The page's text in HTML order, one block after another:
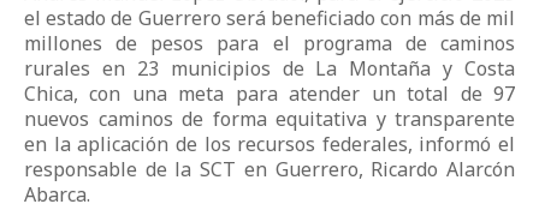
el estado de Guerrero será beneficiado con más de mil
millones de pesos para el programa de caminos
rurales en 23 municipios de La Montaña y Costa
Chica, con una meta para atender un total de 97
nuevos caminos de forma equitativa y transparente
en la aplicación de los recursos federales, informó el
responsable de la SCT en Guerrero, Ricardo Alarcón
Abarca.